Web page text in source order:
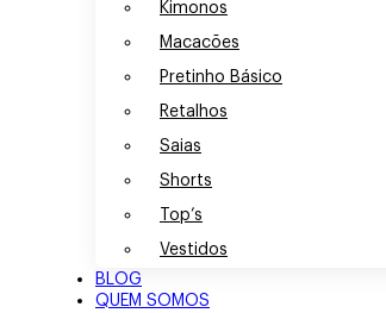
Kimonos
Macacões
Pretinho Básico
Retalhos
Saias
Shorts
Top’s
Vestidos
BLOG
QUEM SOMOS